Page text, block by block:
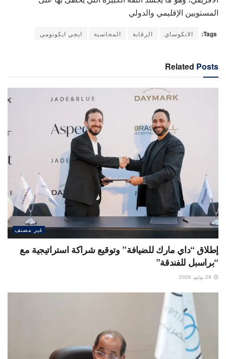
المستويين الإقليمي والدولي
Tags: الانكوساي الرقابة المحاسبة ايجي ايكونومي
Related Posts
غير مصنف
إطلاق “داي مارك للضيافة” وتوقيع شراكة استراتيجية مع
“براسبل للفندقة”